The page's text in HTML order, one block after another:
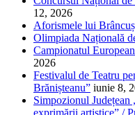
12, 2026
Aforismele lui
Olimpiada Națională
Campionatul
2026
Festivalul de Teatru
Brănișteanu” iunie 8,
Simpozionul
exprimării artistice” /